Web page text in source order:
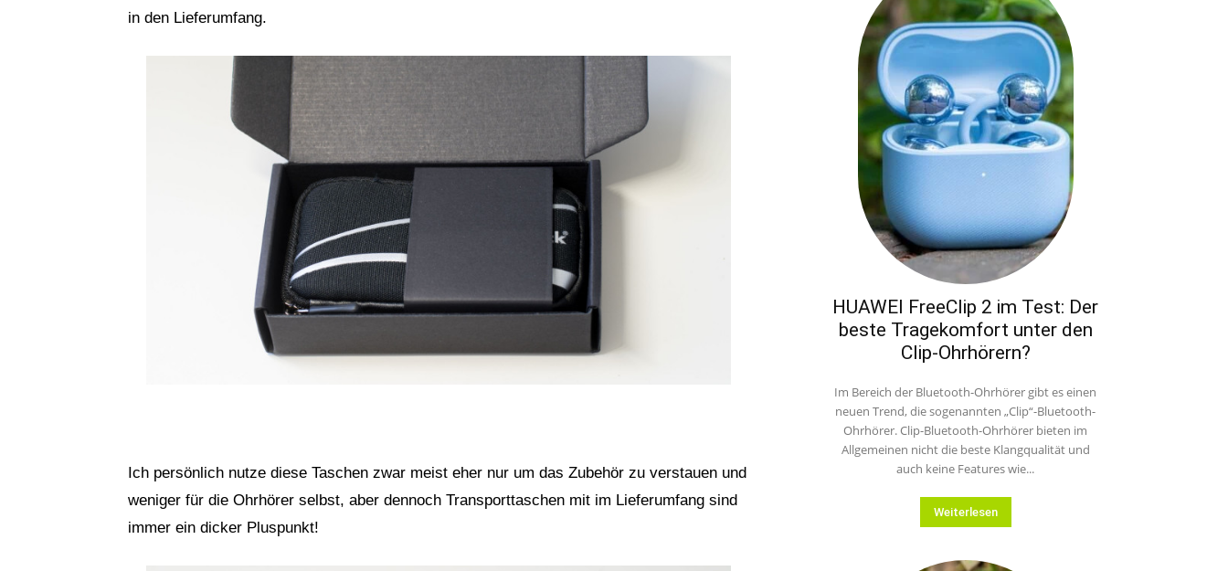
in den Lieferumfang.
Ich persönlich nutze diese Taschen zwar meist eher nur um das Zubehör zu verstauen und
weniger für die Ohrhörer selbst, aber dennoch Transporttaschen mit im Lieferumfang sind
immer ein dicker Pluspunkt!
HUAWEI FreeClip 2 im Test: Der
beste Tragekomfort unter den
Clip-Ohrhörern?
Im Bereich der Bluetooth-Ohrhörer gibt es einen
neuen Trend, die sogenannten „Clip“-Bluetooth-
Ohrhörer. Clip-Bluetooth-Ohrhörer bieten im
Allgemeinen nicht die beste Klangqualität und
auch keine Features wie...
Weiterlesen